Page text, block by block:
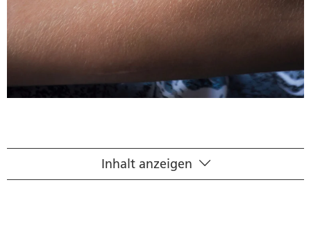
Nützliche Hinweise
Inhalt anzeigen